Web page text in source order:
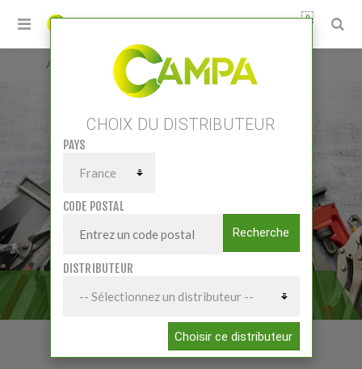
0
Accueil Petits matériels / Outillage atelier
Outillage manuel
OUTILLAGE MANUEL
CHOIX DU DISTRIBUTEUR
PAYS
CODE POSTAL
Recherche
DISTRIBUTEUR
Choisir ce distributeur